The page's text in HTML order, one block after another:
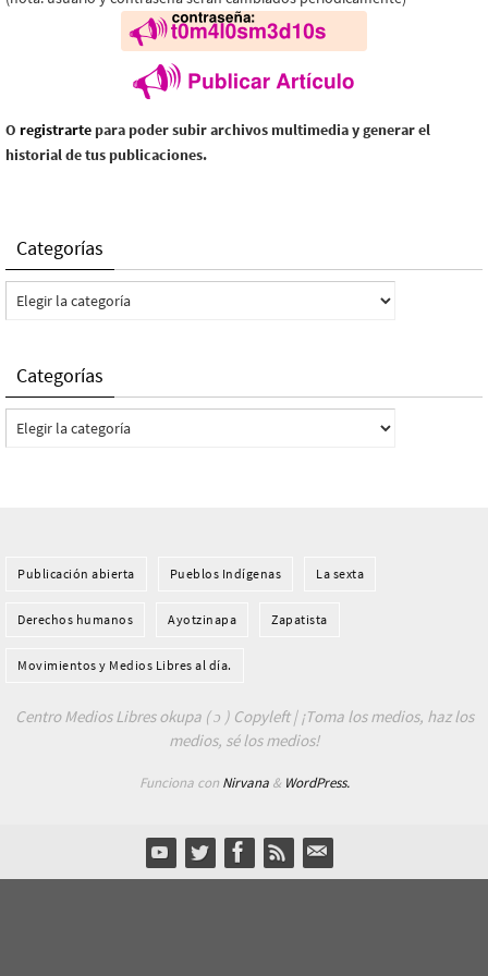
O registrarte para poder subir archivos multimedia y generar el
historial de tus publicaciones.
Categorías
Categorías
Categorías
Categorías
Publicación abierta Pueblos Indí­genas La sexta
Derechos humanos Ayotzinapa Zapatista
Movimientos y Medios Libres al día.
Centro Medios Libres okupa ( ɔ ) Copyleft | ¡Toma los medios, haz los
medios, sé los medios!
Funciona con Nirvana& WordPress.